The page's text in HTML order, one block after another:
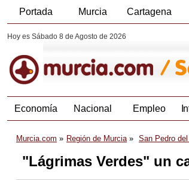
Portada Murcia Cartagena
Hoy es Sábado 8 de Agosto de 2026
Economía Nacional Empleo
Murcia.com Región de Murcia San Pedro
"Lágrimas Verdes" un